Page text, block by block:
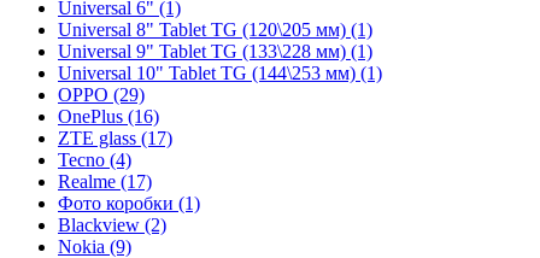
Universal 6" (1)
Universal 8" Tablet TG (120\205 мм) (1)
Universal 9" Tablet TG (133\228 мм) (1)
Universal 10" Tablet TG (144\253 мм) (1)
OPPO (29)
OnePlus (16)
ZTE glass (17)
Tecno (4)
Realme (17)
Фото коробки (1)
Blackview (2)
Nokia (9)